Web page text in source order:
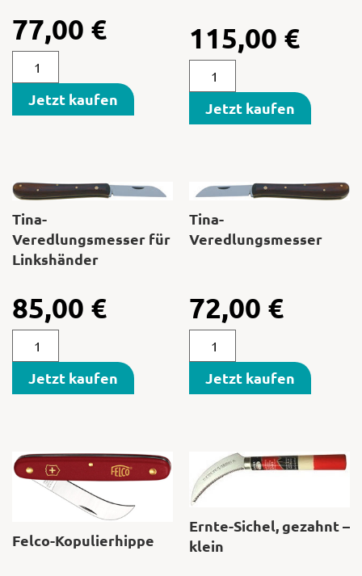
77,00 €
Jetzt kaufen
115,00 €
Jetzt kaufen
Tina-
Veredlungsmesser für
Linkshänder
85,00 €
Jetzt kaufen
Tina-
Veredlungsmesser
72,00 €
Jetzt kaufen
Felco-Kopulierhippe
Ernte-Sichel, gezahnt –
klein